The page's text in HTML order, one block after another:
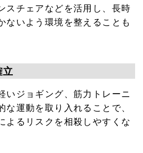
スチェアなどを活用し、長時
ないよう環境を整えることも
いジョギング、筋力トレーニ
な運動を取り入れることで、
よるリスクを相殺しやすくな